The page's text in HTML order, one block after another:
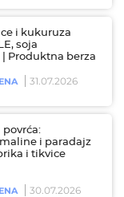
i kukuruza
soja
Produktna berza
31.07.2026
povrća:
i paradajz
i tikvice
30.07.2026